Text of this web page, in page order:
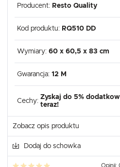
Producent: Resto Quality
Kod produktu: RQ510 DD
Wymiary: 60 x 60,5 x 83 cm
Gwarancja: 12 M
Cechy:
Zyskaj do 5%
teraz!
Zobacz opis produktu
Dodaj do schowka
Opinii: